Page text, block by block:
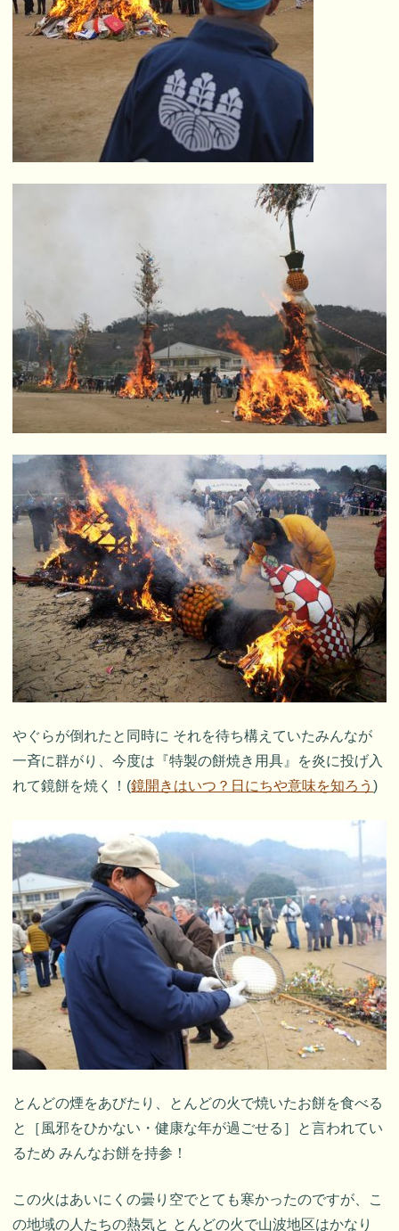
やぐらが倒れたと同時に それを待ち構えていたみんなが
一斉に群がり、今度は『特製の餅焼き用具』を炎に投げ入
れて鏡餅を焼く！(鏡開きはいつ？日にちや意味を知ろう)
とんどの煙をあびたり、とんどの火で焼いたお餅を食べる
と［風邪をひかない・健康な年が過ごせる］と言われてい
るため みんなお餅を持参！
この火はあいにくの曇り空でとても寒かったのですが、こ
の地域の人たちの熱気と とんどの火で山波地区はかなり